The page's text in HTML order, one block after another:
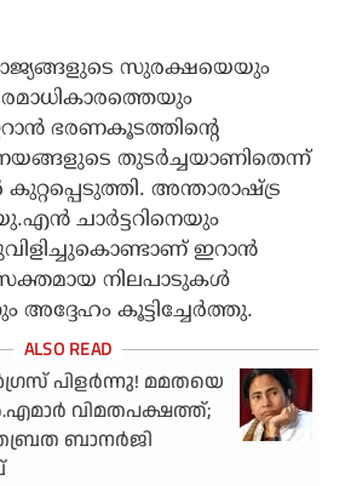
സുരക്ഷയെയും
ഭരണകൂടത്തിന്റെ
തുടർച്ചയാണിതെന്ന്
അന്താരാഷ്ട്ര
ചാർട്ടറിനെയും
ഇറാൻ
നിലപാടുകൾ
അദ്ദേഹം കൂട്ടിച്ചേർത്തു.
പിളർന്നു! മമതയെ
വിമതപക്ഷത്ത്;
ബാനർജി